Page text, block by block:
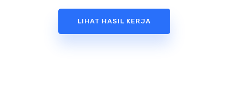
LIHAT HASIL KERJA